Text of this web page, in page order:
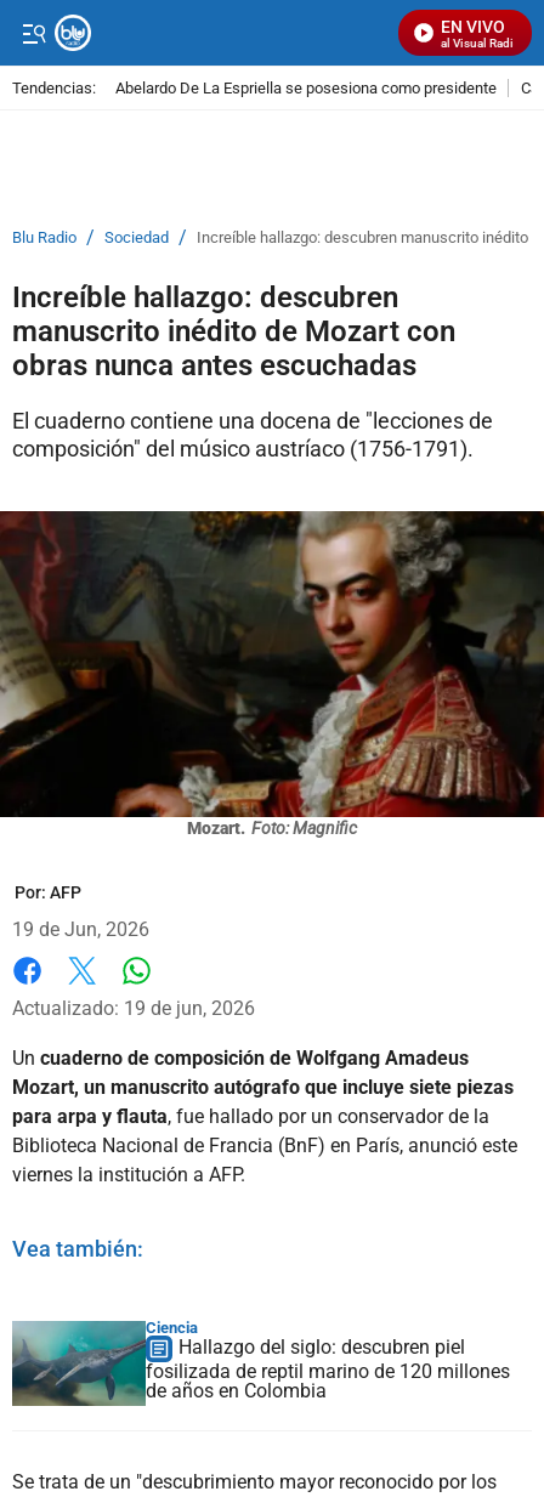
EN VIVO
Señal Visual Radio
Tendencias: Abelardo De La Espriella se posesiona como presidente
Blu Radio / Sociedad / Increíble hallazgo: descubren manuscrito inédito
Increíble hallazgo: descubren
manuscrito inédito de Mozart con
obras nunca antes escuchadas
El cuaderno contiene una docena de "lecciones de
composición" del músico austríaco (1756-1791).
Mozart. Foto: Magnific
Por: AFP
19 de Jun, 2026
Facebook
X
Actualizado: 19 de jun, 2026
Un cuaderno de composición de Wolfgang Amadeus
Mozart, un manuscrito autógrafo que incluye siete piezas
para arpa y flauta, fue hallado por un conservador de la
Biblioteca Nacional de Francia (BnF) en París, anunció este
viernes la institución a AFP.
Vea también:
Ciencia
Hallazgo del siglo: descubren piel
fosilizada de reptil marino de 120 millones
de años en Colombia
Se trata de un "descubrimiento mayor reconocido por los